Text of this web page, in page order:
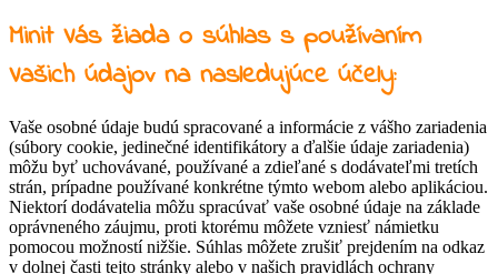
Minit Vás žiada o súhlas s používaním
Vašich údajov na nasledujúce účely:
Vaše osobné údaje budú spracované a informácie z vášho zariadenia
(súbory cookie, jedinečné identifikátory a ďalšie údaje zariadenia)
môžu byť uchovávané, používané a zdieľané s dodávateľmi tretích
strán, prípadne používané konkrétne týmto webom alebo aplikáciou.
Niektorí dodávatelia môžu spracúvať vaše osobné údaje na základe
oprávneného záujmu, proti ktorému môžete vzniesť námietku
pomocou možností nižšie. Súhlas môžete zrušiť prejdením na odkaz
v dolnej časti tejto stránky alebo v našich pravidlách ochrany